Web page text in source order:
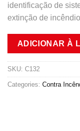
identificação de
extinção de
ADICIONAR À
SKU: C132
Categories: Contra